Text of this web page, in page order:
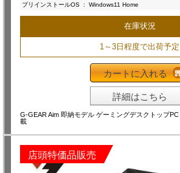
プリインストールOS : Windows11 Home
在庫状況
1～3日程度で出荷予定
カートに入れる
詳細はこちら
G-GEAR Aim 即納モデル ゲーミングデスクトップ
載
店頭特価品販売